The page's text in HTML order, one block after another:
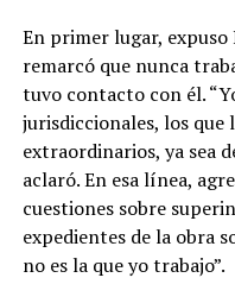
En primer lugar,
remarcó que nunca
tuvo contacto con él.
jurisdiccionales, los
extraordinarios, ya sea
aclaró. En esa línea,
cuestiones sobre
expedientes de la obra
no es la que yo trabajo”.